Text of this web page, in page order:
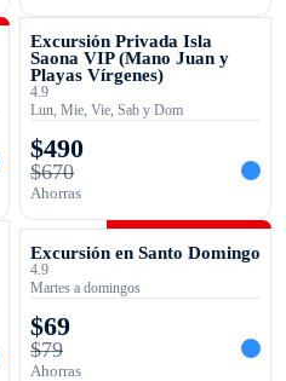
OFERTA TEMPORAL
Excursión Privada Isla
Saona VIP (Mano Juan y
Playas Vírgenes)
4.9
Lun, Mie, Vie, Sab y Dom
$490
$670
Ahorras
Excursión en Santo Domingo
4.9
Martes a domingos
$69
$79
Ahorras